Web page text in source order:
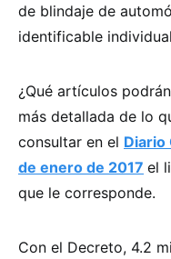
de blindaje de
identificable
¿Qué artículos
más detallada de lo
consultar en el Diario
de enero de 2017 el
que le corresponde.
Con el Decreto, 4.2